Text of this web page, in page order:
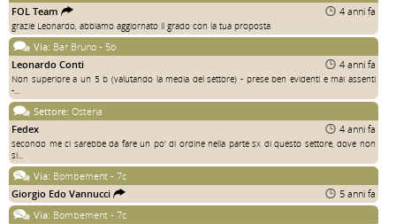
FOL Team 4 anni fa
grazie Leonardo, abbiamo aggiornato il grado con la tua proposta
Via: Bar Bruno - 5b
Leonardo Conti
4 anni fa
Non superiore a un 5 b (valutando la media del settore) - prese ben evidenti e mai assenti
-...
Settore: Osteria
Fedex
4 anni fa
secondo me ci sarebbe da fare un po' di ordine nella parte sx di questo settore, dove non
si...
Via: Bombement - 7c
Giorgio Edo Vannucci
5 anni fa
Via: Bombement - 7c